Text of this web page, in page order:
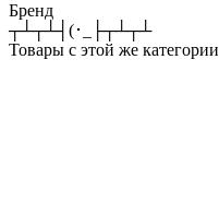
Бренд
┬┴┬┴┤(･_├┬┴┬┴
Товары с этой же категории